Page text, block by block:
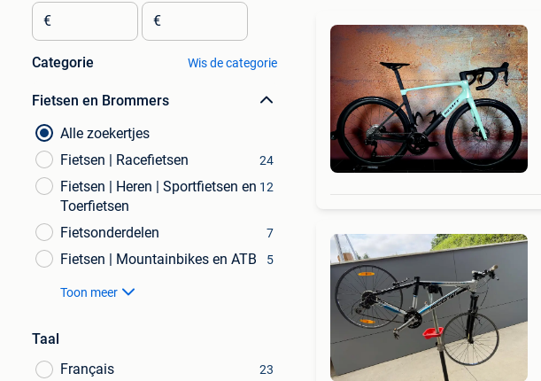
€ €
Categorie Wis de categorie
Fietsen en Brommers
Alle zoekertjes
Fietsen | Racefietsen
24
Fietsen | Heren | Sportfietsen en
Toerfietsen
12
Fietsonderdelen 7
Fietsen | Mountainbikes en ATB 5
Toon meer
Taal
Français
23